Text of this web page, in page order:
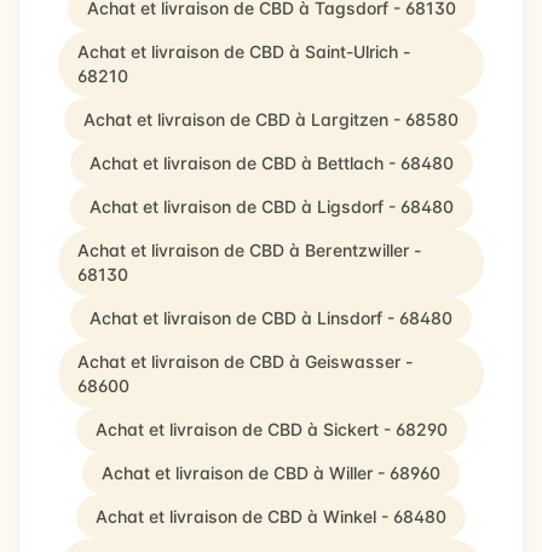
Achat et livraison de CBD à Tagsdorf - 68130
Achat et livraison de CBD à Saint-Ulrich -
68210
Achat et livraison de CBD à Largitzen - 68580
Achat et livraison de CBD à Bettlach - 68480
Achat et livraison de CBD à Ligsdorf - 68480
Achat et livraison de CBD à Berentzwiller -
68130
Achat et livraison de CBD à Linsdorf - 68480
Achat et livraison de CBD à Geiswasser -
68600
Achat et livraison de CBD à Sickert - 68290
Achat et livraison de CBD à Willer - 68960
Achat et livraison de CBD à Winkel - 68480